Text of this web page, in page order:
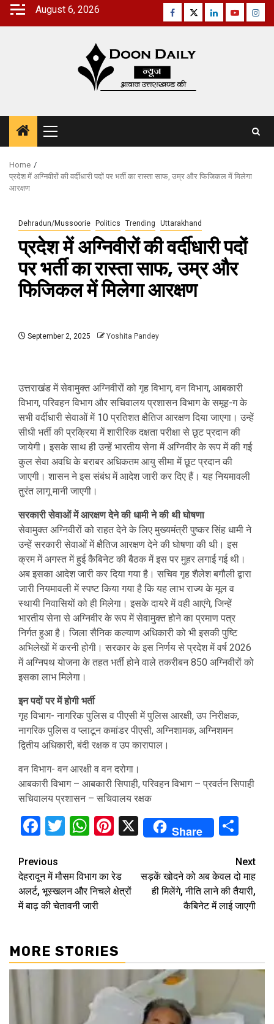
Skip
August 6, 2026 Facebook
TwitterLinkedinYoutube
Primary
Menu
Home
प्रदेश में अग्निवीरों की वर्दीधारी पदों पर भर्ती का रास्ता साफ, उम्र और फिजिकल में मिलेगा
आरक्षण
Dehradun/Mussoorie Politics Trending Uttarakhand
प्रदेश में अग्निवीरों की वर्दीधारी पदों
पर भर्ती का रास्ता साफ, उम्र और
फिजिकल में मिलेगा आरक्षण
September 2, 2025 Yoshita Pandey
उत्तराखंड में सेवामुक्त अग्निवीरों को गृह विभाग, वन विभाग, आबकारी
विभाग, परिवहन विभाग और सचिवालय प्रशासन विभाग के समूह-ग के
सभी वर्दीधारी सेवाओं में 10 प्रतिशत क्षैतिज आरक्षण दिया जाएगा। उन्हें
सीधी भर्ती की प्रक्रिया में शारीरिक दक्षता परीक्षा से छूट प्रदान की
जायेगी। इसके साथ ही उन्हें भारतीय सेना में अग्निवीर के रूप में की गई
कुल सेवा अवधि के बराबर अधिकतम आयु सीमा में छूट प्रदान की
जाएगी। शासन ने इस संबंध में आदेश जारी कर दिए हैं। यह नियमावली
तुरंत लागू मानी जाएगी।
सरकारी सेवाओं में आरक्षण देने की धामी ने की थी घोषणा
सेवामुक्त अग्निवीरों को राहत देने के लिए मुख्यमंत्री पुष्कर सिंह धामी ने
उन्हें सरकारी सेवाओं में क्षैतिज आरक्षण देने की घोषणा की थी। इस
क्रम में अगस्त में हुई कैबिनेट की बैठक में इस पर मुहर लगाई गई थी।
अब इसका आदेश जारी कर दिया गया है। सचिव गृह शैलेश बगौली द्वारा
जारी नियमावली में स्पष्ट किया गया है कि यह लाभ राज्य के मूल व
स्थायी निवासियों को ही मिलेगा। इसके दायरे में वही आएंगे, जिन्हें
भारतीय सेना से अग्निवीर के रूप में सेवामुक्त होने का प्रमाण पत्र
निर्गत हुआ है। जिला सैनिक कल्याण अधिकारी को भी इसकी पुष्टि
अभिलेखों में करनी होगी। सरकार के इस निर्णय से प्रदेश में वर्ष 2026
में अग्निपथ योजना के तहत भर्ती होने वाले तकरीबन 850 अग्निवीरों को
इसका लाभ मिलेगा।
इन पदों पर में होगी भर्ती
गृह विभाग- नागरिक पुलिस व पीएसी में पुलिस आरक्षी, उप निरीक्षक,
नागरिक पुलिस व प्लाटून कमांडर पीएसी, अग्निशामक, अग्निशमन
द्वितीय अधिकारी, बंदी रक्षक व उप कारापाल।
वन विभाग- वन आरक्षी व वन दरोगा।
आबकारी विभाग – आबकारी सिपाही, परिवहन विभाग – प्रवर्तन सिपाही
सचिवालय प्रशासन – सचिवालय रक्षक
Facebook
Twitter
WhatsApp
Pinterest
X Share
Continue
Reading
Previous
देहरादून में मौसम विभाग का रेड
अलर्ट, भूस्खलन और निचले क्षेत्रों
में बाढ़ की चेतावनी जारी
Next
सड़कें खोदने को अब केवल दो माह
ही मिलेंगे, नीति लाने की तैयारी,
कैबिनेट में लाई जाएगी
MORE STORIES